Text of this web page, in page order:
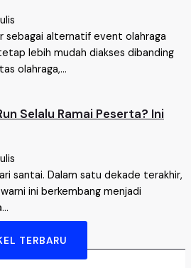
sebagai alternatif event olahraga
lebih mudah diakses dibanding
olahraga,...
Selalu Ramai Peserta? Ini
santai. Dalam satu dekade terakhir,
ini berkembang menjadi
TERBARU